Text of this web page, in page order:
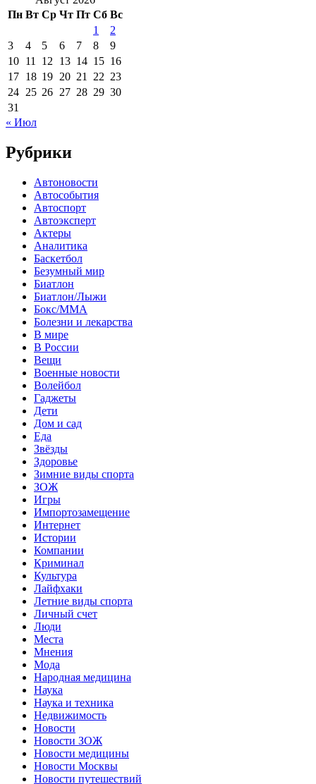
Пн Вт Ср Чт Пт Сб Вс
1
2
3
4 5 6 7 8
9
10 11 12 13 14 15 16
17 18 19 20 21 22 23
24 25 26 27 28 29 30
31
« Июл
Рубрики
Автоновости
Автособытия
Автоспорт
Автоэксперт
Актеры
Аналитика
Баскетбол
Безумный мир
Биатлон
Биатлон/Лыжи
Бокс/MMA
Болезни и лекарства
В мире
В России
Вещи
Военные новости
Волейбол
Гаджеты
Дети
Дом и сад
Еда
Звёзды
Здоровье
Зимние виды спорта
ЗОЖ
Игры
Импортозамещение
Интернет
Истории
Компании
Криминал
Культура
Лайфхаки
Летние виды спорта
Личный счет
Люди
Места
Мнения
Мода
Народная медицина
Наука
Наука и техника
Недвижимость
Новости
Новости ЗОЖ
Новости медицины
Новости Москвы
Новости путешествий